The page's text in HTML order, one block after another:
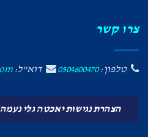
צרו קשר
טלפון:0504600470 דוא"ל:
הצהרת נגישות יאכטה גלי נעמה